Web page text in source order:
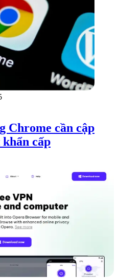
Chrome cần cập
cấp